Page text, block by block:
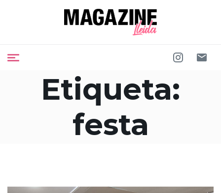
Etiqueta:
festa